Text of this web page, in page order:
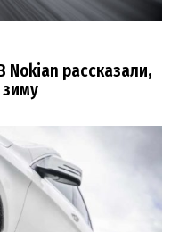
Nokian рассказали,